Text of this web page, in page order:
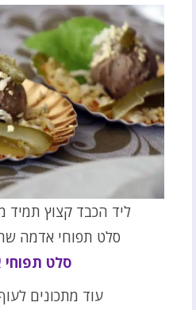
ליד הכבד קצוץ תמיד
סלט תפוחי אדמה
סלט
עוד מתכונים